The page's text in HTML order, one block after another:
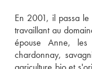
En 2001, il passa
travaillant au
épouse Anne,
chardonnay,